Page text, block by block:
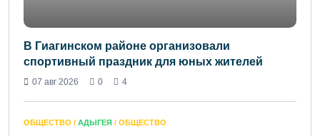
В Гиагинском районе организовали
спортивный праздник для юных жителей
07 авг 2026 0 4
ОБЩЕСТВО / АДЫГЕЯ / ОБЩЕСТВО